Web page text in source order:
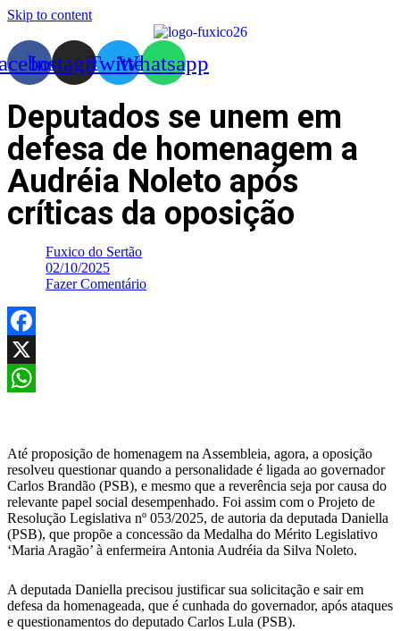
Skip to content
InstagramTwitterWhatsapp
Deputados se unem em
defesa de homenagem a
Audréia Noleto após
críticas da oposição
Fuxico do Sertão
02/10/2025
Fazer Comentário
Facebook
X
Até proposição de homenagem na Assembleia, agora, a oposição
resolveu questionar quando a personalidade é ligada ao governador
Carlos Brandão (PSB), e mesmo que a reverência seja por causa do
relevante papel social desempenhado. Foi assim com o Projeto de
Resolução Legislativa nº 053/2025, de autoria da deputada Daniella
(PSB), que propõe a concessão da Medalha do Mérito Legislativo
‘Maria Aragão’ à enfermeira Antonia Audréia da Silva Noleto.
A deputada Daniella precisou justificar sua solicitação e sair em
defesa da homenageada, que é cunhada do governador, após ataques
e questionamentos do deputado Carlos Lula (PSB).